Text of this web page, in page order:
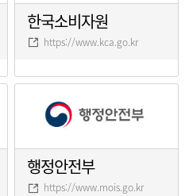
한국소비자원
https://www.kca.go.kr
행정안전부
https://www.mois.go.kr